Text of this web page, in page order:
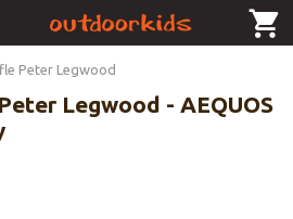
Peter Legwood
Legwood - AEQUOS